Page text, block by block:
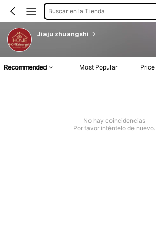
Buscar en la Tienda
Jiaju zhuangshi
Recommended Most Popular Price
No hay coincidencias
Por favor inténtelo de nuevo.